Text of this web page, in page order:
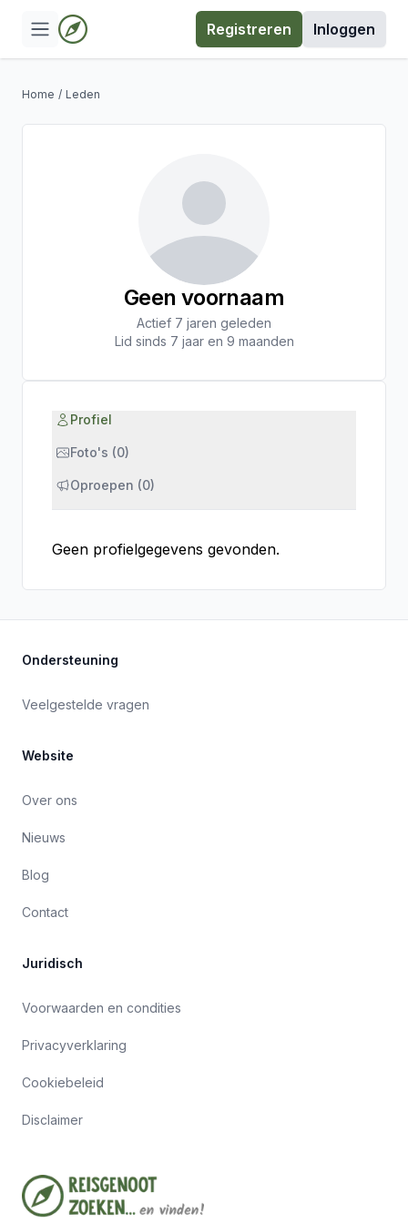
Registreren Inloggen
Home / Leden
Geen voornaam
Actief 7 jaren geleden
Lid sinds 7 jaar en 9 maanden
Profiel
Foto's (0)
Oproepen (0)
Geen profielgegevens gevonden.
Ondersteuning
Veelgestelde vragen
Website
Over ons
Nieuws
Blog
Contact
Juridisch
Voorwaarden en condities
Privacyverklaring
Cookiebeleid
Disclaimer